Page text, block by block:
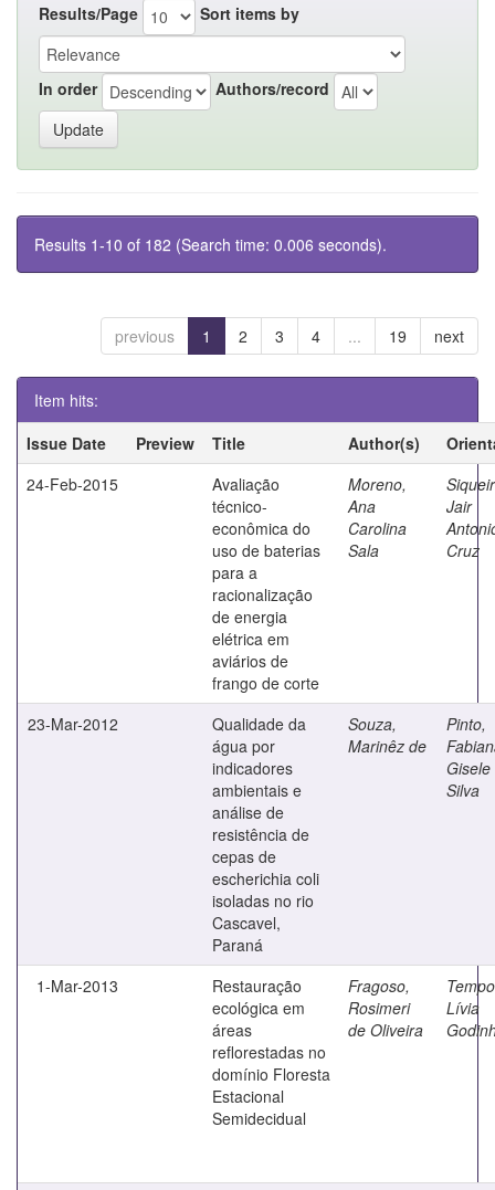
Results/Page Sort items by
In order Authors/record
Results 1-10 of 182 (Search time: 0.006 seconds).
previous 1 2 3 4 ... 19 next
Item hits:
Issue Date
Preview Title Author(s)
24-Feb-2015
Avaliação
técnico-
econômica do
uso de baterias
para a
racionalização
de energia
elétrica em
aviários de
frango de corte
Moreno,
Ana
Carolina
Sala
Jair
Cruz
23-Mar-2012
Qualidade da
água por
indicadores
ambientais e
análise de
resistência de
cepas de
escherichia coli
isoladas no rio
Cascavel,
Paraná
Souza,
Marinêz de
Pinto,
Silva
1-Mar-2013
Restauração
ecológica em
áreas
reflorestadas no
domínio Floresta
Estacional
Semidecidual
Fragoso,
Rosimeri
de Oliveira
Lívia